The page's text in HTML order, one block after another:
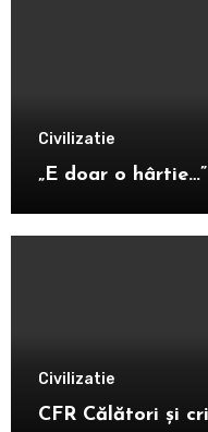
Civilizatie
„E doar o hârtie…”
Civilizatie
CFR Călători și